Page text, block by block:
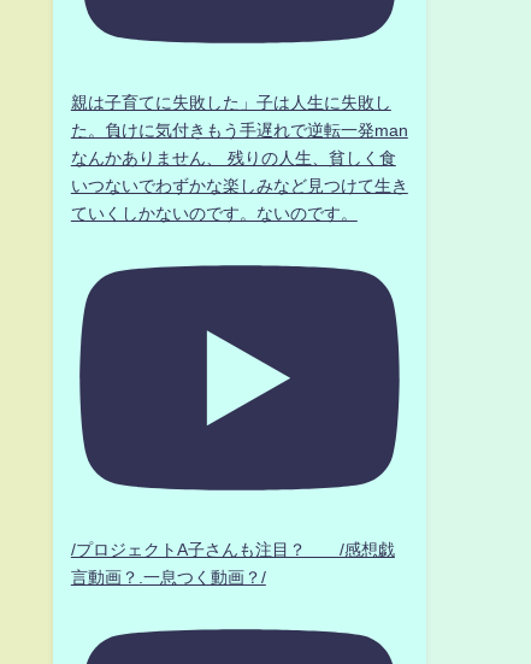
親は子育てに失敗した」子は人生に失敗し
た。負けに気付きもう手遅れで逆転一発man
なんかありません、 残りの人生、貧しく食
いつないでわずかな楽しみなど見つけて生き
ていくしかないのです。ないのです。
/プロジェクトA子さんも注目？ /感想戯
言動画？.一息つく動画？/